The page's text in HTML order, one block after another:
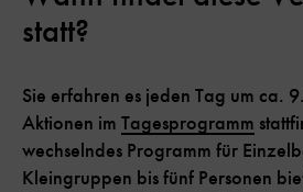
statt?
Sie erfahren es jeden Tag um ca.
Aktionen im Tagesprogramm
wechselndes Programm für
Kleingruppen bis fünf Personen